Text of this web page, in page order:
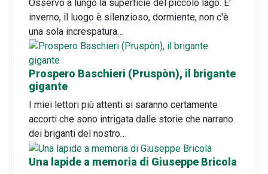
Osservo a lungo la superficie del piccolo lago. E'
inverno, il luogo è silenzioso, dormiente, non c'è
una sola increspatura…
Prospero Baschieri (Pruspòn), il brigante
gigante
I miei lettori più attenti si saranno certamente
accorti che sono intrigata dalle storie che narrano
dei briganti del nostro…
Una lapide a memoria di Giuseppe Bricola